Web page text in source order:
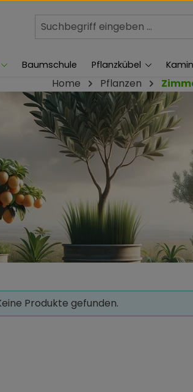
Baumschule Pflanzkübel
Home Pflanzen
Produkte gefunden.